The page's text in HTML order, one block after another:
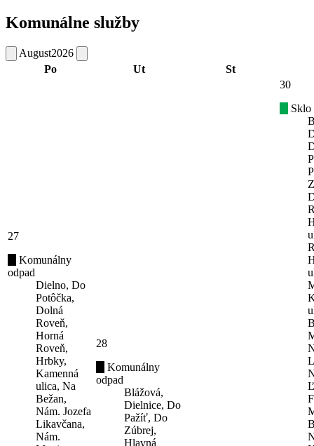
Komunálne služby
August2026
Po
Ut St
27
Komunálny
odpad
Dielno, Do
Potôčka,
Dolná
Roveň,
Horná
Roveň,
Hrbky,
Kamenná
ulica, Na
Bežan,
Nám. Jozefa
Likavčana,
Nám.
28
Komunálny
odpad
Blážová,
Dielnice, Do
Pažíť, Do
Zúbrej,
Hlavná
30
Sklo